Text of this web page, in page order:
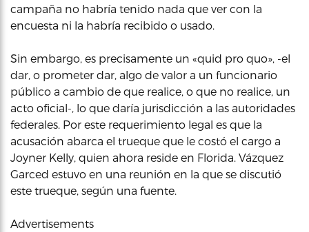
campaña no habría tenido nada que ver con la
encuesta ni la habría recibido o usado.
Sin embargo, es precisamente un «quid pro quo», -el
dar, o prometer dar, algo de valor a un funcionario
público a cambio de que realice, o que no realice, un
acto oficial-, lo que daría jurisdicción a las autoridades
federales. Por este requerimiento legal es que la
acusación abarca el trueque que le costó el cargo a
Joyner Kelly, quien ahora reside en Florida. Vázquez
Garced estuvo en una reunión en la que se discutió
este trueque, según una fuente.
Advertisements